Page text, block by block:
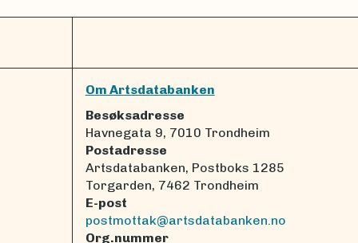
Om Artsdatabanken
Besøksadresse
Havnegata 9, 7010 Trondheim
Postadresse
Artsdatabanken, Postboks 1285
Torgarden, 7462 Trondheim
E-post
postmottak@artsdatabanken.no
Org.nummer